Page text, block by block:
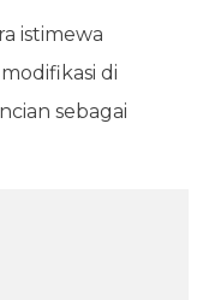
istimewa
di
sebagai